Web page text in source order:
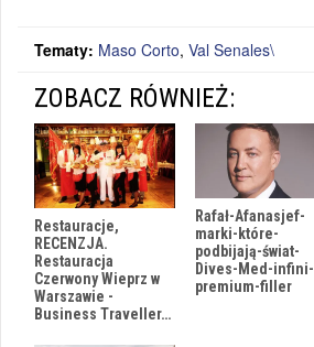
Tematy: Maso Corto, Val Senales\
ZOBACZ RÓWNIEŻ:
Restauracje,
RECENZJA.
Restauracja
Czerwony Wieprz w
Warszawie -
Business Traveller…
Rafał-Afanasjef-
marki-które-
podbijają-świat-
Dives-Med-infini-
premium-filler